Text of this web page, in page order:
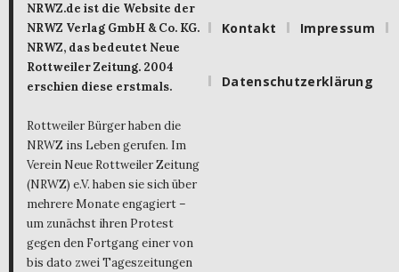
NRWZ.de ist die Website der
NRWZ Verlag GmbH & Co. KG.
NRWZ, das bedeutet Neue
Rottweiler Zeitung. 2004
erschien diese erstmals.
Rottweiler Bürger haben die
NRWZ ins Leben gerufen. Im
Verein Neue Rottweiler Zeitung
(NRWZ) e.V. haben sie sich über
mehrere Monate engagiert –
um zunächst ihren Protest
gegen den Fortgang einer von
bis dato zwei Tageszeitungen
Kontakt Impressum
Datenschutzerklärung